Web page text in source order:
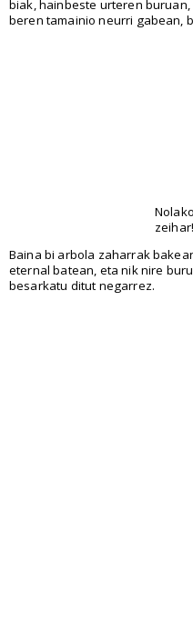
biak, hainbeste urteren
beren tamainio neurri gabean,
zeihar!
Baina bi arbola zaharrak
eternal batean, eta nik nire
besarkatu ditut negarrez.